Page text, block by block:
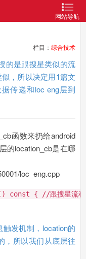
网站导航
栏目： 综合技术
的是跟搜星类似的流
，所以决定用1篇文
传递和loc eng层到
函数来扔给android
的location_cb是在哪
loc_eng.cpp
const { //跟搜星流
发机制，location的
，所以我们从底层往